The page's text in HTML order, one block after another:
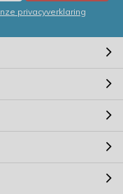
privacyverklaring